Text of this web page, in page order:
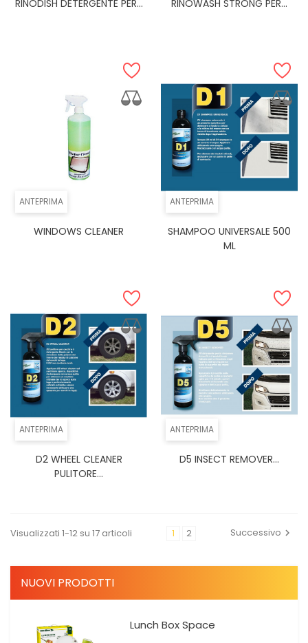
NUOVI PRODOTTI
Lunch Box Space
RINODISH DETERGENTE PER... RINOWASH STRONG PER...
ANTEPRIMA
WINDOWS CLEANER
ANTEPRIMA
SHAMPOO UNIVERSALE 500
ML
ANTEPRIMA
D2 WHEEL CLEANER
PULITORE...
ANTEPRIMA
D5 INSECT REMOVER...
Visualizzati 1-12 su 17 articoli 1 2 Successivo